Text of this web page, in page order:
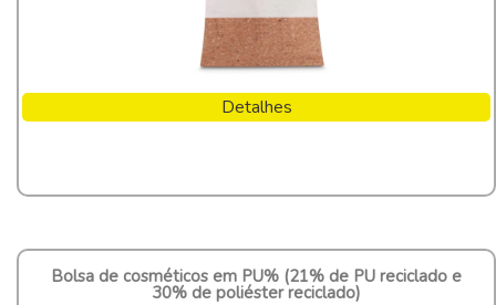
Detalhes
Bolsa de cosméticos em PU% (21% de PU reciclado e
30% de poliéster reciclado)